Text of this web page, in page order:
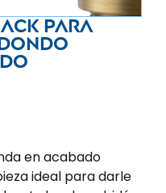
para
en acabado
ideal para darle